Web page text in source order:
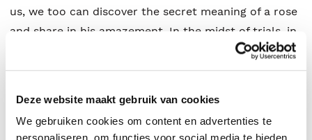
Deze website maakt gebruik van cookies
We gebruiken cookies om content en advertenties te
us, we too can discover the secret meaning of a rose
and share in his amazement. In the midst of trials, in
the darkest of days, you too may fi?nd th?e Rose on
the Road.
Ivan A Tomicic.